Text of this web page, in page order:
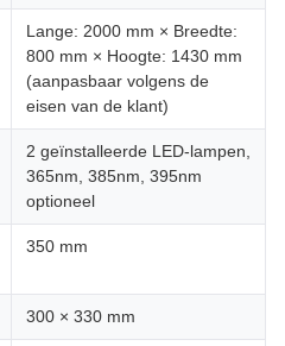
Lange: 2000 mm × Breedte:
800 mm × Hoogte: 1430 mm
(aanpasbaar volgens de
eisen van de klant)
2 geïnstalleerde LED-lampen,
365nm, 385nm, 395nm
optioneel
350 mm
300 × 330 mm